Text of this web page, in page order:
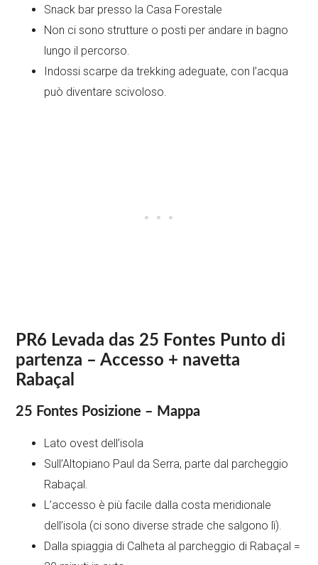
Snack bar presso la Casa Forestale
Non ci sono strutture o posti per andare in bagno
lungo il percorso.
Indossi scarpe da trekking adeguate, con l’acqua
può diventare scivoloso.
PR6 Levada das 25 Fontes Punto di
partenza – Accesso + navetta
Rabaçal
25 Fontes Posizione – Mappa
Lato ovest dell’isola
Sull’Altopiano Paul da Serra, parte dal parcheggio
Rabaçal.
L’accesso è più facile dalla costa meridionale
dell’isola (ci sono diverse strade che salgono lì).
Dalla spiaggia di Calheta al parcheggio di Rabaçal =